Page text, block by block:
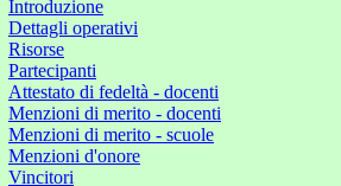
Introduzione
Dettagli operativi
Risorse
Partecipanti
Attestato di fedeltà - docenti
Menzioni di merito - docenti
Menzioni di merito - scuole
Menzioni d'onore
Vincitori